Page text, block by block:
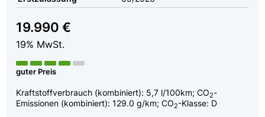
19.990 €
19% MwSt.
guter Preis
Kraftstoffverbrauch (kombiniert): 5,7 l/100km;CO2-
Emissionen (kombiniert):129.0 g/km;CO2-Klasse: D